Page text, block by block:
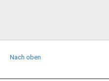
Nach oben